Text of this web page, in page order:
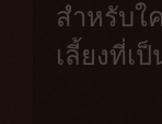
สำหรับใ
เลี้ยงที่เ